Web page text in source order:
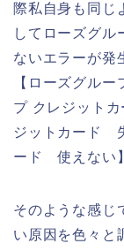
際私自身も同じ
してローズグル
ないエラーが発
【ローズグル
プ クレジット
ジットカード
ード 使えない
そのような感じ
い原因を色々と